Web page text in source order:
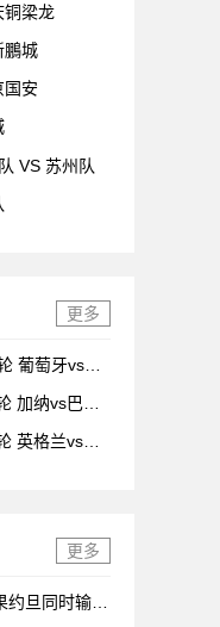
铜梁龙
鵬城
国安
VS 苏州队
更多
葡萄牙vs民
加纳vs巴拿
英格兰vs克
更多
约旦同时输球